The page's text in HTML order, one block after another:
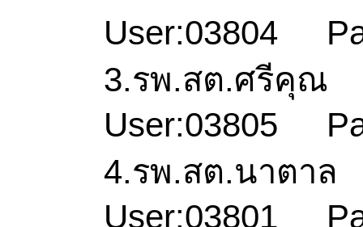
User:03804
3.รพ.สต.ศรีคุณ
User:03805
4.รพ.สต.นาตาล
User:03801